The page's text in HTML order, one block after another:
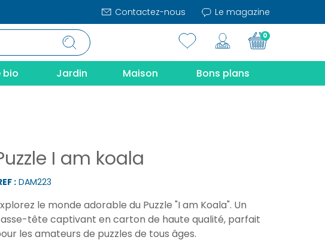
Contactez-nous Le magazine
0
bio Jardin Maison Bons plans
I am koala
: DAM223
le monde adorable du Puzzle "I am Koala". Un
tête captivant en carton de haute qualité, parfait
les amateurs de puzzles de tous âges.